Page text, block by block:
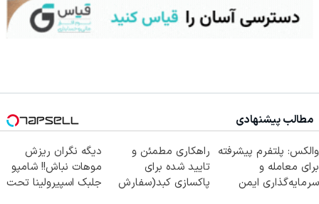
مطالب پیشنهادی
والکس: پلتفرم پیشرفته
برای معامله و
سرمایه‌گذاری ایمن
راهکاری مطمئن و
تایید شده برای
پاکسازی کبد(سفارش
دیگه نگران ریزش
موهات نباش!! شامپو
جلبک اسپیرولینا تحت